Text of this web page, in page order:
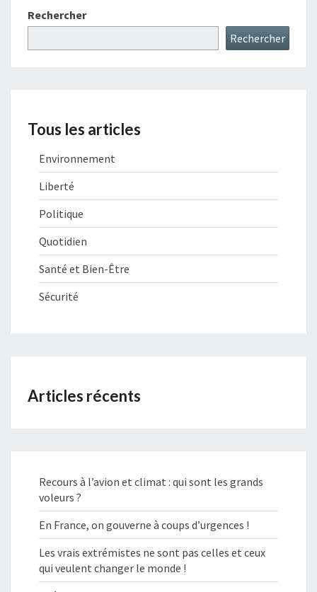
Rechercher
Rechercher
Tous les articles
Environnement
Liberté
Politique
Quotidien
Santé et Bien-Être
Sécurité
Articles récents
Recours à l’avion et climat : qui sont les grands
voleurs ?
En France, on gouverne à coups d’urgences !
Les vrais extrémistes ne sont pas celles et ceux
qui veulent changer le monde !